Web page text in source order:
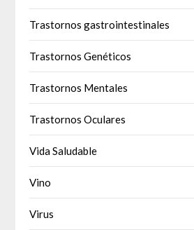
Trastornos gastrointestinales
Trastornos Genéticos
Trastornos Mentales
Trastornos Oculares
Vida Saludable
Vino
Virus